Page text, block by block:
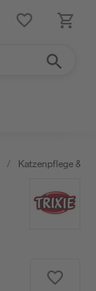
/ Katzenpflege & -